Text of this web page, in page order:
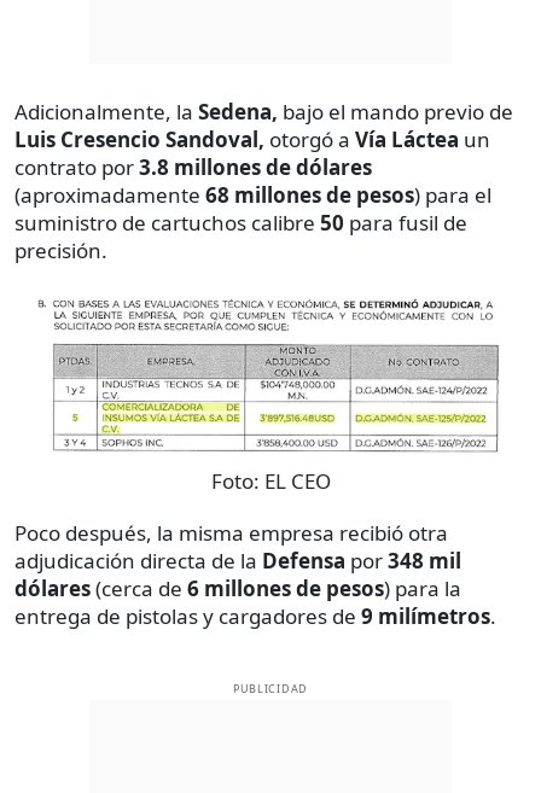
Adicionalmente, la Sedena, bajo el mando previo de
Luis Cresencio Sandoval, otorgó a Vía Láctea un
contrato por3.8 millones de dólares
(aproximadamente 68 millones de pesos) para el
suministro de cartuchos calibre 50 para fusil de
precisión.
Foto: EL CEO
Poco después, la misma empresa recibió otra
adjudicación directa de la Defensa por348 mil
dólares(cerca de 6 millones de pesos) para la
entrega de pistolas y cargadores de 9 milímetros.
PUBLICIDAD